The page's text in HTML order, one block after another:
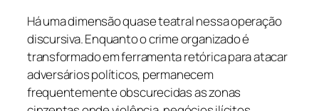
Há uma dimensão quase teatral nessa operação
discursiva. Enquanto o crime organizado é
transformado em ferramenta retórica para atacar
adversários políticos, permanecem
frequentemente obscurecidas as zonas